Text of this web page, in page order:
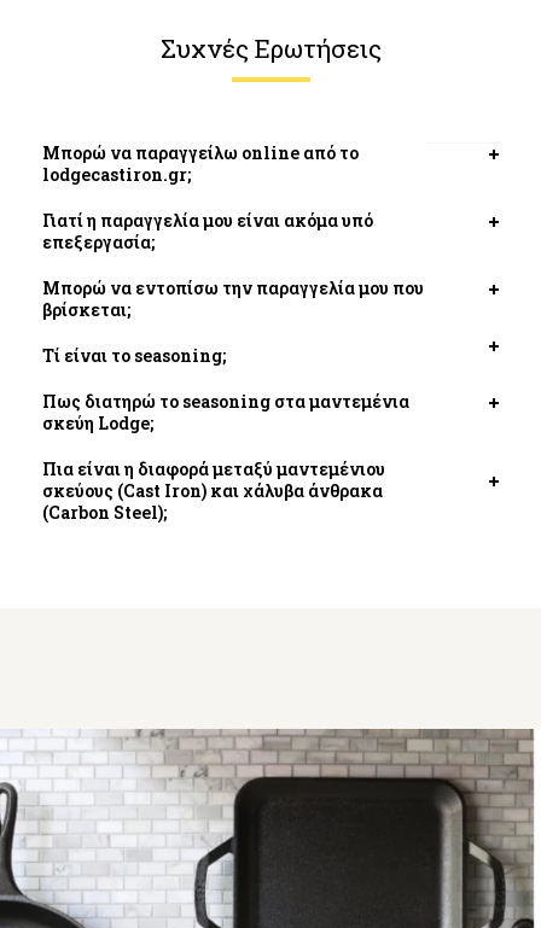
Συχνές Ερωτήσεις
Μπορώ να παραγγείλω online από το
lodgecastiron.gr;
Γιατί η παραγγελία μου είναι ακόμα υπό
επεξεργασία;
Μπορώ να εντοπίσω την παραγγελία μου που
βρίσκεται;
tab
Τί είναι το seasoning;
tab
Πως διατηρώ το seasoning στα μαντεμένια
σκεύη Lodge;
Πια είναι η διαφορά μεταξύ μαντεμένιου
σκεύους (Cast Iron) και χάλυβα άνθρακα
(Carbon Steel);